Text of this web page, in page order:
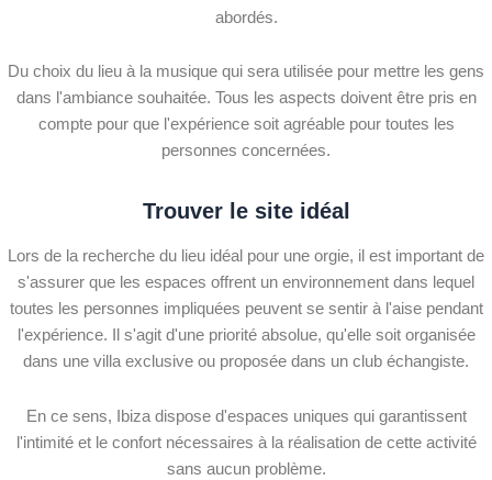
abordés.
Du choix du lieu à la musique qui sera utilisée pour mettre les gens
dans l'ambiance souhaitée. Tous les aspects doivent être pris en
compte pour que l'expérience soit agréable pour toutes les
personnes concernées.
Trouver le site idéal
Lors de la recherche du lieu idéal pour une orgie, il est important de
s'assurer que les espaces offrent un environnement dans lequel
toutes les personnes impliquées peuvent se sentir à l'aise pendant
l'expérience. Il s'agit d'une priorité absolue, qu'elle soit organisée
dans une villa exclusive ou proposée dans un club échangiste.
En ce sens, Ibiza dispose d'espaces uniques qui garantissent
l'intimité et le confort nécessaires à la réalisation de cette activité
sans aucun problème.